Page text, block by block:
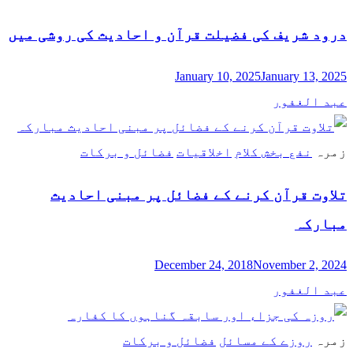
درود شریف کی فضیلت قرآن و احادیث کی روشی میں
January 10, 2025January 13, 2025
عبد الغفور
زمرہ نفع بخش کلام اخلاقیات فضائل و برکات
تلاوت قرآن کرنے کے فضائل پر مبنی احادیث
مبارکہ
December 24, 2018November 2, 2024
عبد الغفور
زمرہ روزے کے مسائل فضائل و برکات